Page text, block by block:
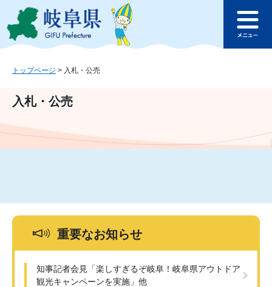
ジ
ュ
文
このページの本文へ
ュ
トップページ > 入札・公売
入札・公売
重要なお知らせ
知事記者会見「楽しすぎるぞ岐阜！岐阜県アウトドア
観光キャンペーンを実施」他